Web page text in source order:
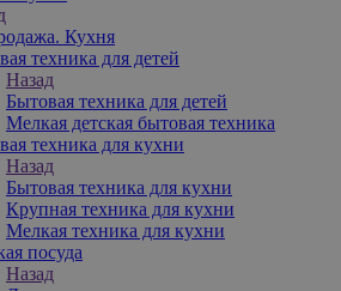
Кухня
техника для детей
Назад
Бытовая техника для детей
Мелкая детская бытовая техника
техника для кухни
Назад
Бытовая техника для кухни
Крупная техника для кухни
Мелкая техника для кухни
посуда
Назад